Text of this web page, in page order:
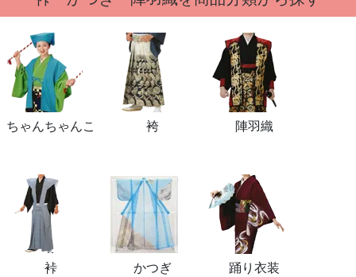
ちゃんちゃんこ 袴 陣羽織
裃 かつぎ 踊り衣装